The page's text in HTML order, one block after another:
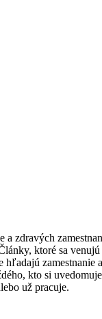
a zdravých
ktoré sa
hľadajú zamestnanie
kto si
už pracuje.